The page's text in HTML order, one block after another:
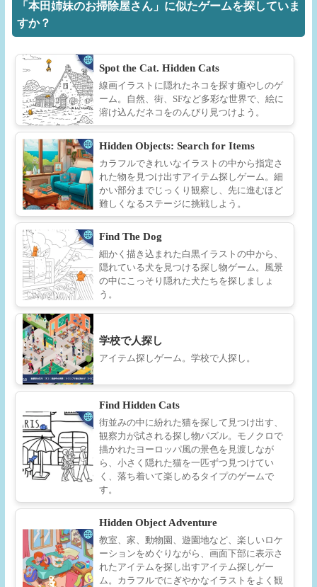
「本田姉妹のお掃除屋さん」に似たゲームを探していま
すか？
Spot the Cat. Hidden Cats
線画イラストに隠れたネコを探す癒やしのゲ
ーム。自然、街、SFなど多彩な世界で、絵に
溶け込んだネコをのんびり見つけよう。
Hidden Objects: Search for Items
カラフルできれいなイラストの中から指定さ
れた物を見つけ出すアイテム探しゲーム。細
かい部分までじっくり観察し、先に進むほど
難しくなるステージに挑戦しよう。
Find The Dog
細かく描き込まれた白黒イラストの中から、
隠れている犬を見つける探し物ゲーム。風景
の中にこっそり隠れた犬たちを探しましょ
う。
学校で人探し
アイテム探しゲーム。学校で人探し。
Find Hidden Cats
街並みの中に紛れた猫を探して見つけ出す、
観察力が試される探し物パズル。モノクロで
描かれたヨーロッパ風の景色を見渡しなが
ら、小さく隠れた猫を一匹ずつ見つけてい
く、落ち着いて楽しめるタイプのゲームで
す。
Hidden Object Adventure
教室、家、動物園、遊園地など、楽しいロケ
ーションをめぐりながら、画面下部に表示さ
れたアイテムを探し出すアイテム探しゲー
ム。カラフルでにぎやかなイラストをよく観